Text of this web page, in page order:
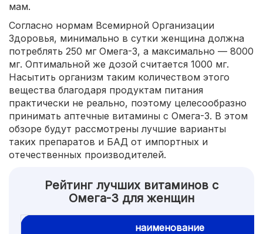
мам.
Согласно нормам Всемирной Организации
Здоровья, минимально в сутки женщина должна
потреблять 250 мг Омега-3, а максимально — 8000
мг. Оптимальной же дозой считается 1000 мг.
Насытить организм таким количеством этого
вещества благодаря продуктам питания
практически не реально, поэтому целесообразно
принимать аптечные витамины с Омега-3. В этом
обзоре будут рассмотрены лучшие варианты
таких препаратов и БАД от импортных и
отечественных производителей.
Рейтинг лучших витаминов с
Омега-3 для женщин
наименование